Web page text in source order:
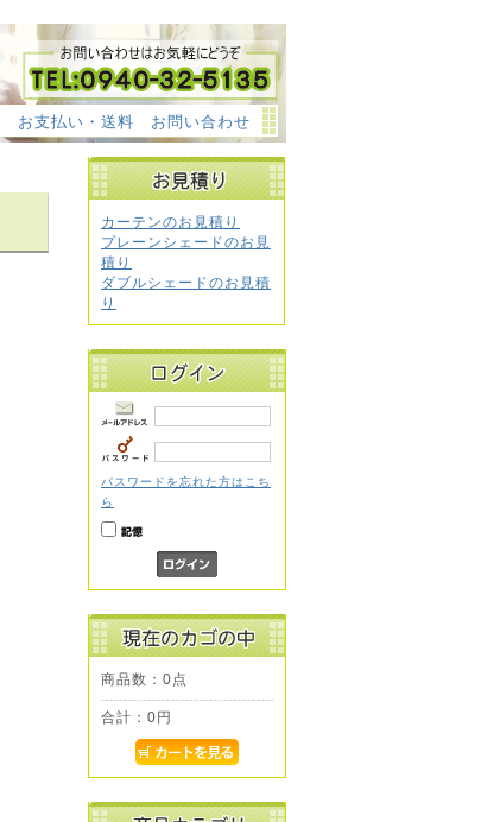
お支払い・送料 お問い合わせ
カーテンのお見積り
プレーンシェードのお見
積り
ダブルシェードのお見積
り
パスワードを忘れた方はこち
ら
商品数：0点
合計： 0円